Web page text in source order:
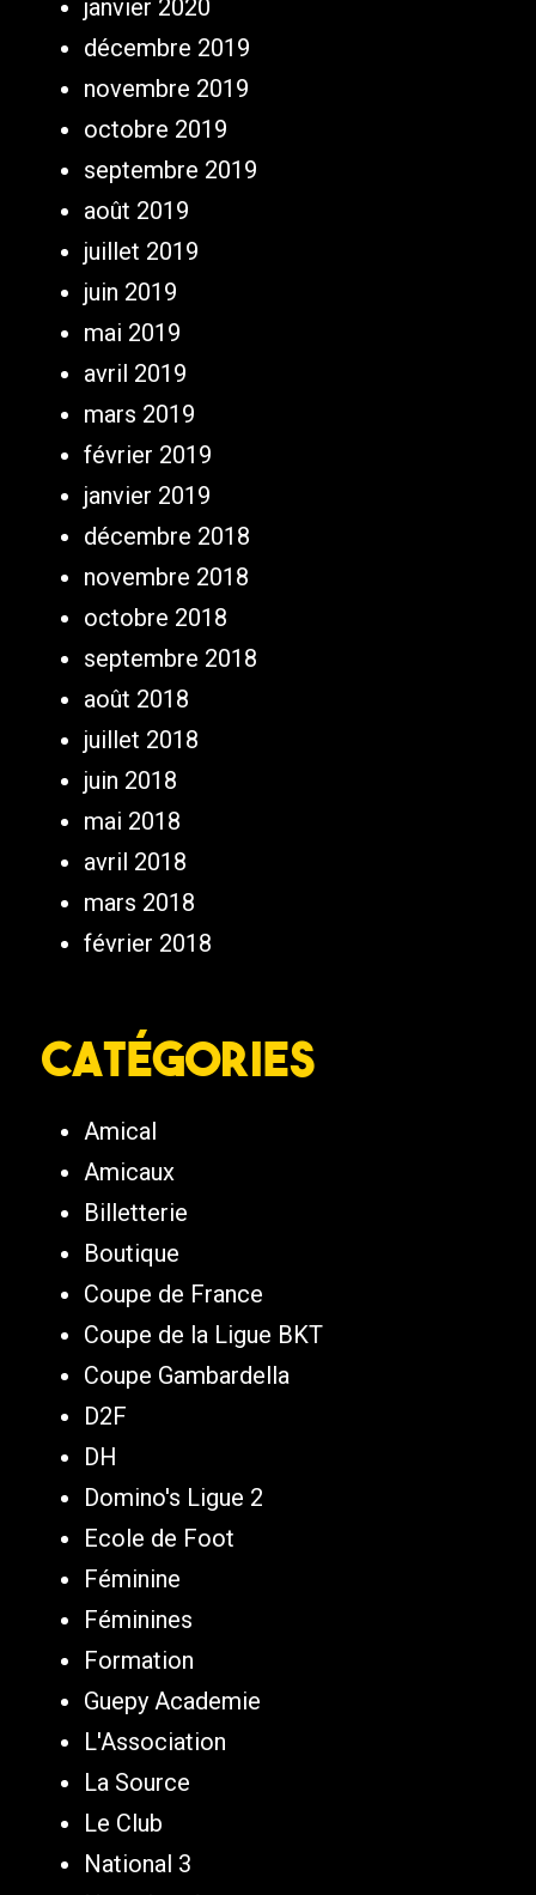
janvier 2020
décembre 2019
novembre 2019
octobre 2019
septembre 2019
août 2019
juillet 2019
juin 2019
mai 2019
avril 2019
mars 2019
février 2019
janvier 2019
décembre 2018
novembre 2018
octobre 2018
septembre 2018
août 2018
juillet 2018
juin 2018
mai 2018
avril 2018
mars 2018
février 2018
Catégories
Amical
Amicaux
Billetterie
Boutique
Coupe de France
Coupe de la Ligue BKT
Coupe Gambardella
D2F
DH
Domino's Ligue 2
Ecole de Foot
Féminine
Féminines
Formation
Guepy Academie
L'Association
La Source
Le Club
National 3